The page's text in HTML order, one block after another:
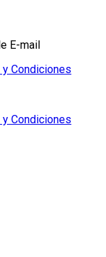
E-mail
Condiciones
Condiciones